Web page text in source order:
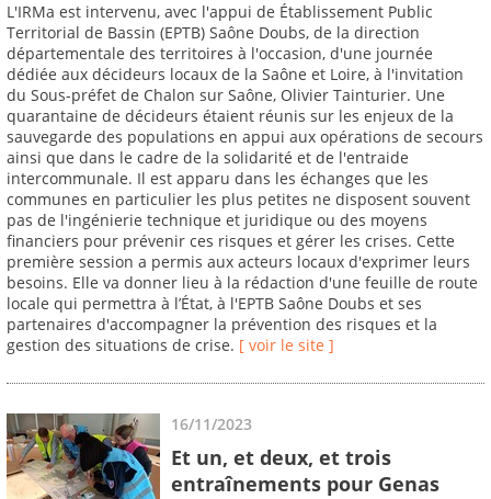
L'IRMa est intervenu, avec l'appui de Établissement Public
Territorial de Bassin (EPTB) Saône Doubs, de la direction
départementale des territoires à l'occasion, d'une journée
dédiée aux décideurs locaux de la Saône et Loire, à l'invitation
du Sous-préfet de Chalon sur Saône, Olivier Tainturier. Une
quarantaine de décideurs étaient réunis sur les enjeux de la
sauvegarde des populations en appui aux opérations de secours
ainsi que dans le cadre de la solidarité et de l'entraide
intercommunale. Il est apparu dans les échanges que les
communes en particulier les plus petites ne disposent souvent
pas de l'ingénierie technique et juridique ou des moyens
financiers pour prévenir ces risques et gérer les crises. Cette
première session a permis aux acteurs locaux d'exprimer leurs
besoins. Elle va donner lieu à la rédaction d'une feuille de route
locale qui permettra à l’État, à l'EPTB Saône Doubs et ses
partenaires d'accompagner la prévention des risques et la
gestion des situations de crise. [ voir le site ]
16/11/2023
Et un, et deux, et trois
entraînements pour Genas